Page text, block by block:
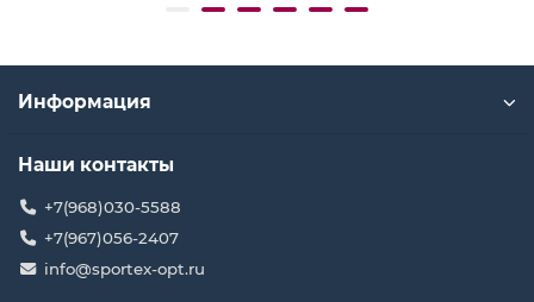
Информация
Наши контакты
+7(968)030-5588
+7(967)056-2407
info@sportex-opt.ru